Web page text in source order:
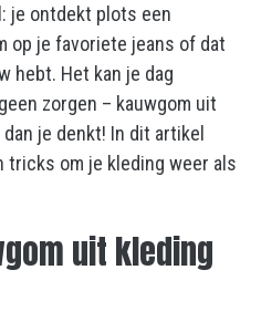
je ontdekt plots een
op je favoriete jeans of dat
hebt. Het kan je dag
zorgen – kauwgom uit
je denkt! In dit artikel
tricks om je kleding weer als
uit kleding